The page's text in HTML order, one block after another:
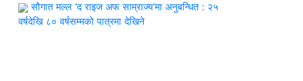
सौगात मल्ल ‘द राइज अफ साम्राज्य’मा अनुबन्धित : २५
वर्षदेखि ८० वर्षसम्मको पात्रमा देखिने